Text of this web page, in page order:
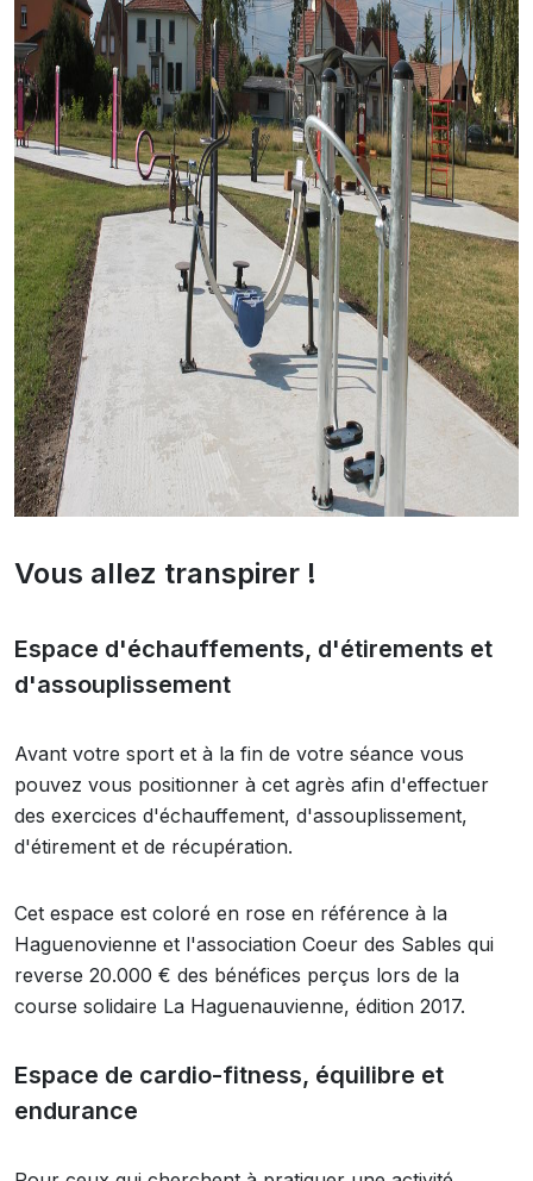
Vous allez transpirer !
Espace d'échauffements, d'étirements et
d'assouplissement
Avant votre sport et à la fin de votre séance vous
pouvez vous positionner à cet agrès afin d'effectuer
des exercices d'échauffement, d'assouplissement,
d'étirement et de récupération.
Cet espace est coloré en rose en référence à la
Haguenovienne et l'association Coeur des Sables qui
reverse 20.000 € des bénéfices perçus lors de la
course solidaire La Haguenauvienne, édition 2017.
Espace de cardio-fitness, équilibre et
endurance